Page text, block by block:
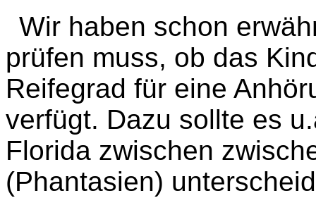
Wir haben schon
prüfen muss, ob das
Reifegrad für eine
verfügt. Dazu sollte es
Florida zwischen
(Phantasien)